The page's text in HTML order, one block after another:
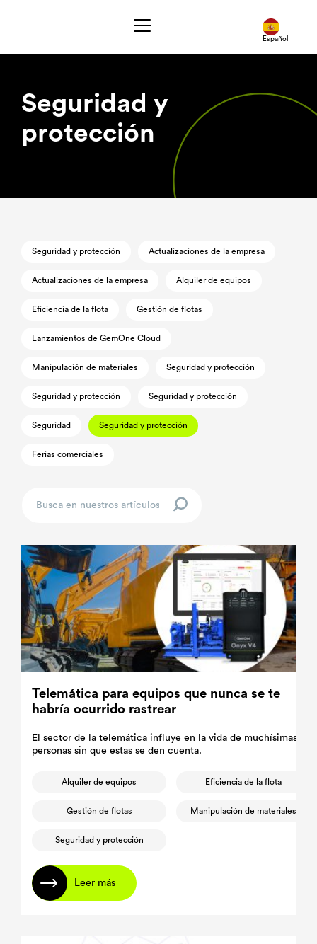
Español
Seguridad y
protección
Seguridad y protección Actualizaciones de la empresa
Actualizaciones de la empresa Alquiler de equipos
Eficiencia de la flota Gestión de flotas
Lanzamientos de GemOne Cloud
Manipulación de materiales Seguridad y protección
Seguridad y protección Seguridad y protección
Seguridad Seguridad y protección
Ferias comerciales
Telemática para equipos que nunca se te
habría ocurrido rastrear
El sector de la telemática influye en la vida de muchísimas
personas sin que estas se den cuenta.
Alquiler de equipos Eficiencia de la flota
Gestión de flotas Manipulación de materiales
Seguridad y protección
Leer más